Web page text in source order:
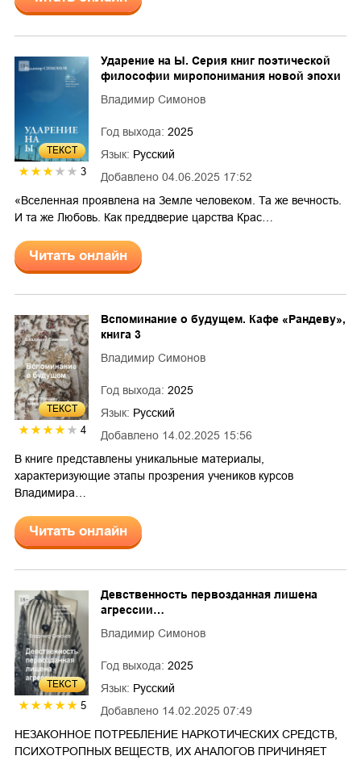
ТЕКСТ
3 Добавлено 04.06.2025 17:52
Ударение на Ы. Серия книг поэтической
философии миропонимания новой эпохи
Владимир Симонов
Год выхода: 2025
Язык: Русский
«Вселенная проявлена на Земле человеком. Та же вечность.
И та же Любовь. Как преддверие царства Крас…
Читать онлайн
ТЕКСТ
4 Добавлено 14.02.2025 15:56
Вспоминание о будущем. Кафе «Рандеву»,
книга 3
Владимир Симонов
Год выхода: 2025
Язык: Русский
В книге представлены уникальные материалы,
характеризующие этапы прозрения учеников курсов
Владимира…
Читать онлайн
ТЕКСТ
5 Добавлено 14.02.2025 07:49
Девственность первозданная лишена
агрессии…
Владимир Симонов
Год выхода: 2025
Язык: Русский
НЕЗАКОННОЕ ПОТРЕБЛЕНИЕ НАРКОТИЧЕСКИХ СРЕДСТВ,
ПСИХОТРОПНЫХ ВЕЩЕСТВ, ИХ АНАЛОГОВ ПРИЧИНЯЕТ